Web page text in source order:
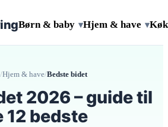
Børn & baby ▾Hjem & have ▾
/Hjem & have/Bedste bidet
2026 – guide til
12 bedste